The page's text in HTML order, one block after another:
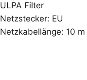
ULPA Filter
Netzstecker: EU
Netzkabellänge: 10 m